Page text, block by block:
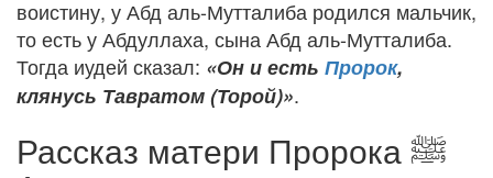
воистину, у Абд аль-Мутталиба родился мальчик,
то есть у Абдуллаха, сына Абд аль-Мутталиба.
Тогда иудей сказал: «Он и есть Пророк,
клянусь Тавратом (Торой)».
Рассказ матери Пророкаﷺ